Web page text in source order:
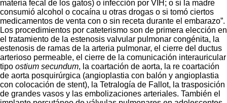
materia fecal de los gatos) o infección por VIH; o si la madre
consumió alcohol o cocaína u otras drogas o si tomó ciertos
medicamentos de venta con o sin receta durante el embarazo”.
Los procedimientos por cateterismo son de primera elección en
el tratamiento de la estenosis valvular pulmonar congénita, la
estenosis de ramas de la arteria pulmonar, el cierre del ductus
arterioso permeable, el cierre de la comunicación interauricular
tipo ostium secundum, la coartación de aorta, la re coartación
de aorta posquirúrgica (angioplastia con balón y angioplastia
con colocación de stent), la Tetralogía de Fallot, la trasposición
de grandes vasos y las embolizaciones arteriales. También el